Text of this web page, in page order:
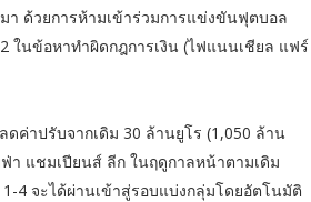
ด้วยการห้ามเข้าร่วมการแข่งขันฟุตบอล
ในข้อหาทำผิดกฎการเงิน (ไฟแนนเชียล แฟร์
ค่าปรับจากเดิม 30 ล้านยูโร (1,050 ล้าน
า แชมเปียนส์ ลีก ในฤดูกาลหน้าตามเดิม
4 จะได้ผ่านเข้าสู่รอบแบ่งกลุ่มโดยอัตโนมัติ